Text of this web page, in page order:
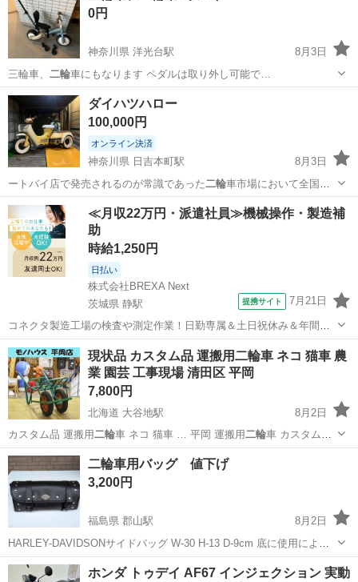
0円
神奈川県 洋光台駅
8月3日
三輪車、 二輪車にもなります ペダルは取り外し可能で…
神奈川 横浜市 洋光台駅
ダイハツハロー
100,000円
オンライン決済
神奈川県 日吉本町駅
8月3日
ートバイ店で発売されるのが常識であった二輪車市場において全国の
ダイハツディーラー…
神奈川 横浜市 日吉本町駅 バイク ダイハツハロー
≪月収22万円・派遣社員≫機械操作・製造補
助
時給1,250円
日払い
株式会社BREXA Next
茨城県 静駅
提携サイト 7月21日
コネクタ製造工場の検査や測定作業！日勤専属＆土日祝休み＆年間休
日128日★クリーンルーム内作業★マイカー通勤OK＆無料駐車場あり
★就業先食堂利用可！日払い制度あり！《茨城県常陸大宮市》 人気の
工場のお仕事 ◇コネクタ製造工...
茨城 常陸大宮市 その他
現状品 カスタム品 運搬用二輪車 ネコ 猫車 農
業 園芸 工事現場 清田区 平岡
7,800円
北海道 大谷地駅
8月2日
カスタム品 運搬用二輪 車 ネコ 猫車 … 平岡 運搬用二輪車 カスタム品
…北海道 札幌市 大谷地駅 その他
二輪車用バッグ 値下げ
3,200円
福島県 郡山駅
8月2日
HARLEY-DAVIDSONサイドバッグ W-30 H-13 D-9cm 底に使用による
擦り傷有ります。す
福島 郡山市 郡山駅 その他 二輪車
ホンダ トゥデイ AF67 インジェクション 実動